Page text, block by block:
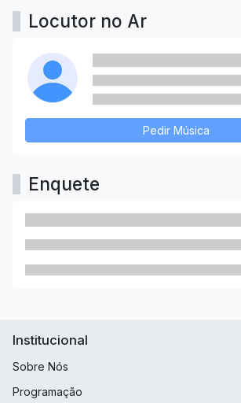
Locutor no Ar
Pedir Música
Enquete
Institucional
Sobre Nós
Programação